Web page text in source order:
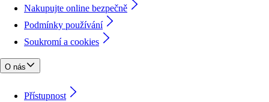
Nakupujte online bezpečně
Podmínky používání
Soukromí a cookies
O nás
Přístupnost